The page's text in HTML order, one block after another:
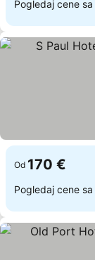
Pogledaj cene sa
Od 170 €
Pogledaj cene sa